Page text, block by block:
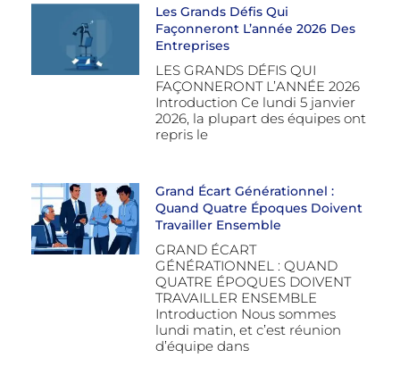
Les Grands Défis Qui
Façonneront L’année 2026 Des
Entreprises
LES GRANDS DÉFIS QUI
FAÇONNERONT L’ANNÉE 2026
Introduction Ce lundi 5 janvier
2026, la plupart des équipes ont
repris le
Grand Écart Générationnel :
Quand Quatre Époques Doivent
Travailler Ensemble
GRAND ÉCART
GÉNÉRATIONNEL : QUAND
QUATRE ÉPOQUES DOIVENT
TRAVAILLER ENSEMBLE
Introduction Nous sommes
lundi matin, et c’est réunion
d’équipe dans